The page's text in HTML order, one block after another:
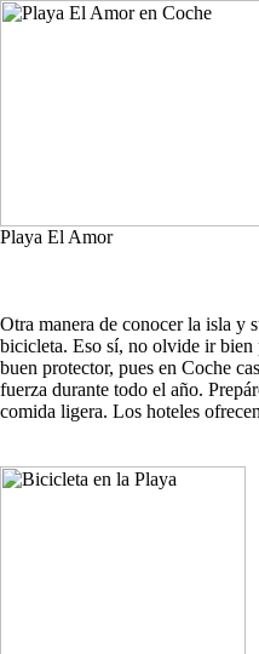
Playa El Amor
Otra manera de conocer la isla y
bicicleta. Eso sí, no olvide ir bien
buen protector, pues en Coche
fuerza durante todo el año.
comida ligera. Los hoteles